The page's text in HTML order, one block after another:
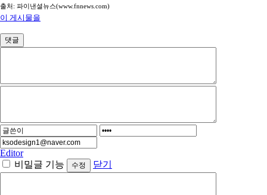
출처: 파이낸셜뉴스(www.fnnews.com)
이 게시물을
댓글
Editor
비밀글 기능
닫기